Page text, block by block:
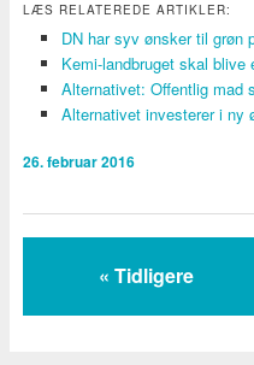
LÆS RELATEREDE ARTIKLER:
DN har syv ønsker til grøn
Kemi-landbruget skal blive
Alternativet: Offentlig
Alternativet investerer i ny
26. februar 2016
« Tidligere